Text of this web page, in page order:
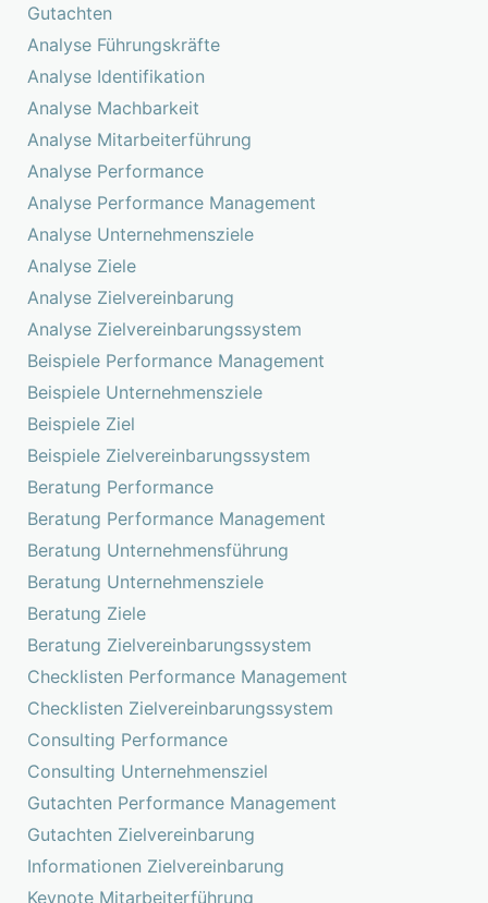
Gutachten
Analyse Führungskräfte
Analyse Identifikation
Analyse Machbarkeit
Analyse Mitarbeiterführung
Analyse Performance
Analyse Performance Management
Analyse Unternehmensziele
Analyse Ziele
Analyse Zielvereinbarung
Analyse Zielvereinbarungssystem
Beispiele Performance Management
Beispiele Unternehmensziele
Beispiele Ziel
Beispiele Zielvereinbarungssystem
Beratung Performance
Beratung Performance Management
Beratung Unternehmensführung
Beratung Unternehmensziele
Beratung Ziele
Beratung Zielvereinbarungssystem
Checklisten Performance Management
Checklisten Zielvereinbarungssystem
Consulting Performance
Consulting Unternehmensziel
Gutachten Performance Management
Gutachten Zielvereinbarung
Informationen Zielvereinbarung
Keynote Mitarbeiterführung